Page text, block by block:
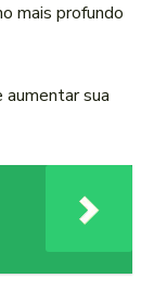
mais profundo
sua